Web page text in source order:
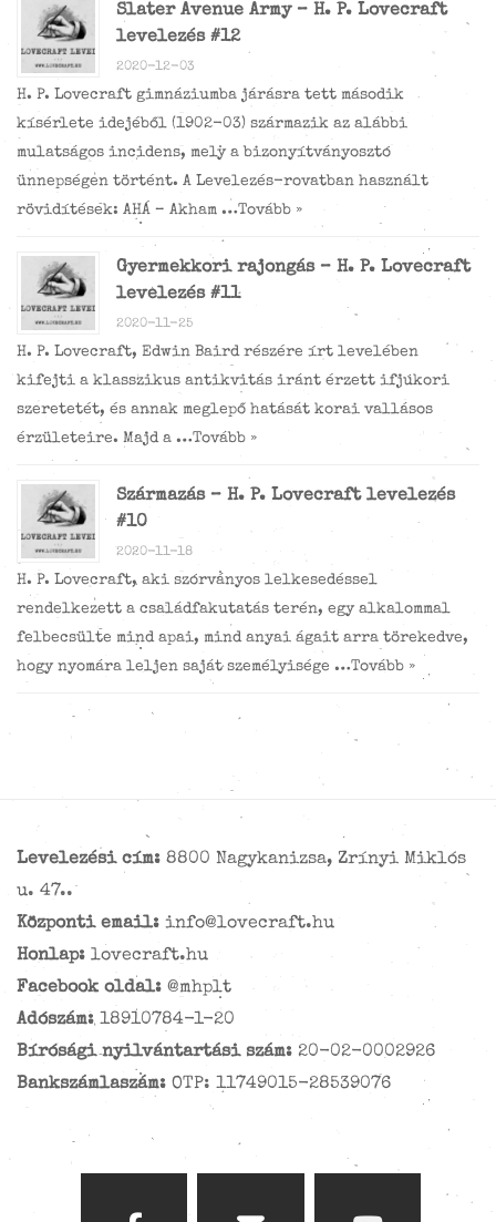
Slater Avenue Army – H. P. Lovecraft
levelezés #12
2020-12-03
H. P. Lovecraft gimnáziumba járásra tett második
kísérlete idejéből (1902-03) származik az alábbi
mulatságos incidens, mely a bizonyítványosztó
ünnepségen történt. A Levelezés-rovatban használt
rövidítések: AHÁ – Akham …Tovább »
Gyermekkori rajongás – H. P. Lovecraft
levelezés #11
2020-11-25
H. P. Lovecraft, Edwin Baird részére írt levelében
kifejti a klasszikus antikvitás iránt érzett ifjúkori
szeretetét, és annak meglepő hatását korai vallásos
érzületeire. Majd a …Tovább »
Származás – H. P. Lovecraft levelezés
#10
2020-11-18
H. P. Lovecraft, aki szórványos lelkesedéssel
rendelkezett a családfakutatás terén, egy alkalommal
felbecsülte mind apai, mind anyai ágait arra törekedve,
hogy nyomára leljen saját személyisége …Tovább »
Levelezési cím: 8800 Nagykanizsa, Zrínyi Miklós
u. 47..
Központi email: info@lovecraft.hu
Honlap: lovecraft.hu
Facebook oldal: @mhplt
Adószám:18910784-1-20
Bírósági nyilvántartási szám: 20-02-0002926
Bankszámlaszám: OTP: 11749015-28539076